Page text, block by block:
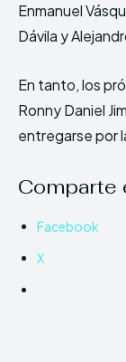
Enmanuel
Dávila y
En tanto, los
Ronny Daniel
entregarse por
Comparte
Facebook
X